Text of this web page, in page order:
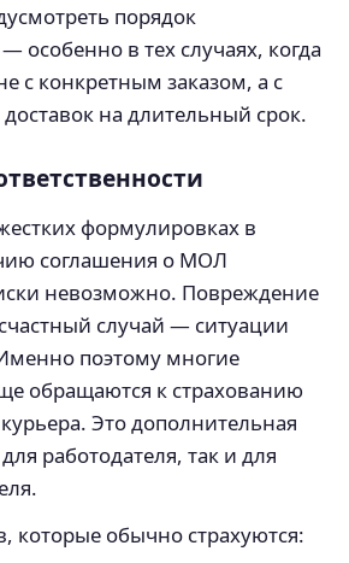
порядок
особенно в тех случаях, когда
с конкретным заказом, а с
на длительный срок.
формулировках в
соглашения о МОЛ
невозможно. Повреждение
случай — ситуации
поэтому многие
обращаются к страхованию
Это дополнительная
работодателя, так и для
которые обычно страхуются: